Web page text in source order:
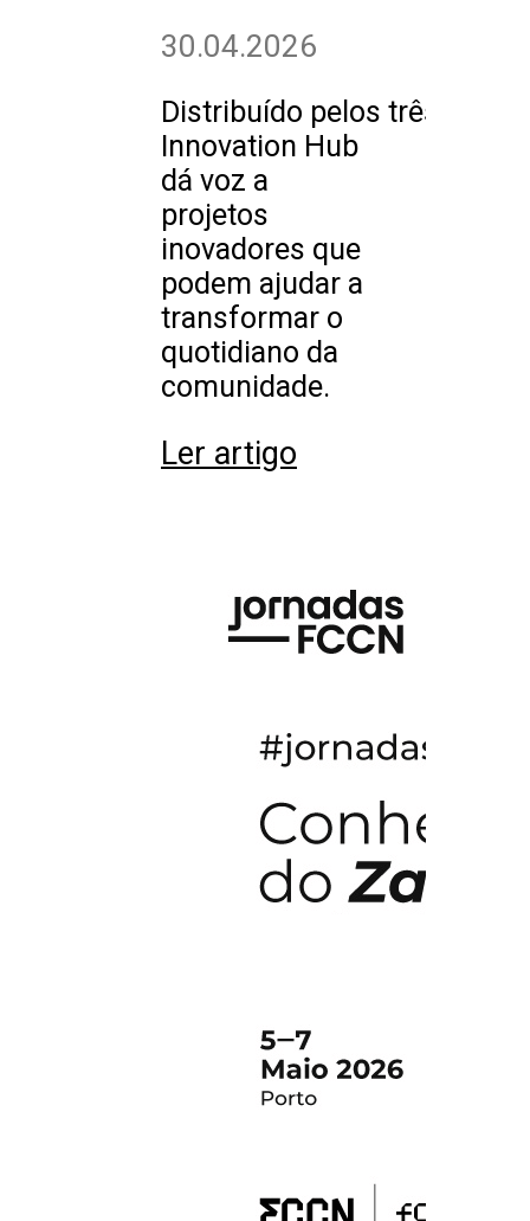
30.04.2026
Distribuído pelos três dias
Innovation Hub
dá voz a
projetos
inovadores que
podem ajudar a
transformar o
quotidiano da
comunidade.
Ler artigo